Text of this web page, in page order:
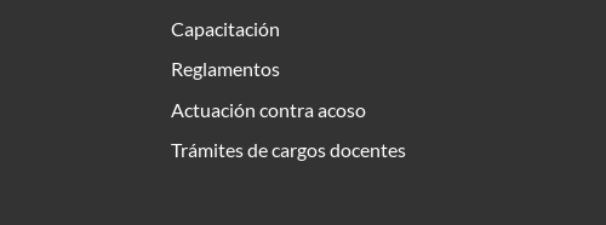
Capacitación
Reglamentos
Actuación contra acoso
Trámites de cargos docentes